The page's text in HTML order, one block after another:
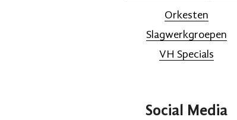
Orkesten
Slagwerkgroepen
VH Specials
Social Media